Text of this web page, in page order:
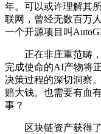
年。可以或许理解其
联网，曾经无数百万
一个开源项目叫
正在非庄重范畴，
完成使命的AI产物将
决策过程的深切洞察
赔大钱。也需要有血
事？
区块链资产获得了